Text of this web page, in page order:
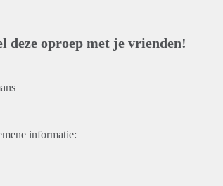
deze oproep met je vrienden!
informatie: